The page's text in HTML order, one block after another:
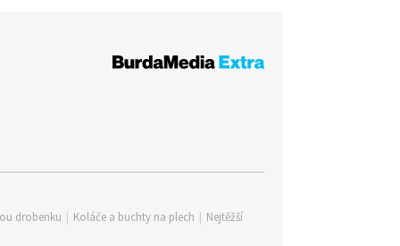
drobenku | Koláče a buchty na plech | Nejtěžší